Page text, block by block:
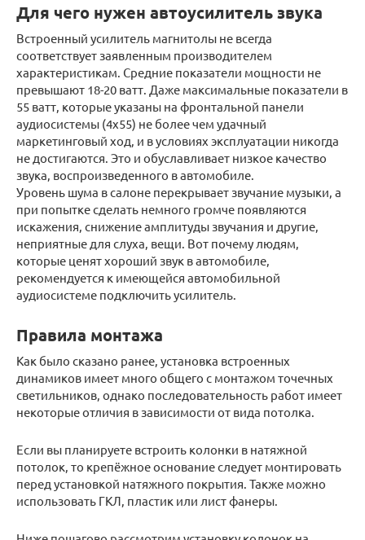
Для чего нужен автоусилитель звука
Встроенный усилитель магнитолы не всегда
соответствует заявленным производителем
характеристикам. Средние показатели мощности не
превышают 18-20 ватт. Даже максимальные показатели в
55 ватт, которые указаны на фронтальной панели
аудиосистемы (4х55) не более чем удачный
маркетинговый ход, и в условиях эксплуатации никогда
не достигаются. Это и обуславливает низкое качество
звука, воспроизведенного в автомобиле.
Уровень шума в салоне перекрывает звучание музыки, а
при попытке сделать немного громче появляются
искажения, снижение амплитуды звучания и другие,
неприятные для слуха, вещи. Вот почему людям,
которые ценят хороший звук в автомобиле,
рекомендуется к имеющейся автомобильной
аудиосистеме подключить усилитель.
Правила монтажа
Как было сказано ранее, установка встроенных
динамиков имеет много общего с монтажом точечных
светильников, однако последовательность работ имеет
некоторые отличия в зависимости от вида потолка.
Если вы планируете встроить колонки в натяжной
потолок, то крепёжное основание следует монтировать
перед установкой натяжного покрытия. Также можно
использовать ГКЛ, пластик или лист фанеры.